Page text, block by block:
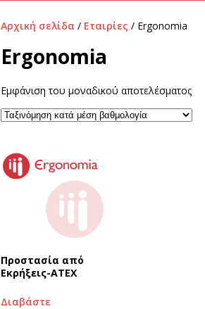
Αρχική σελίδα / Εταιρίες / Ergonomia
Ergonomia
Εμφάνιση του μοναδικού αποτελέσματος
Προστασία από
Εκρήξεις-ΑΤΕΧ
Διαβάστε